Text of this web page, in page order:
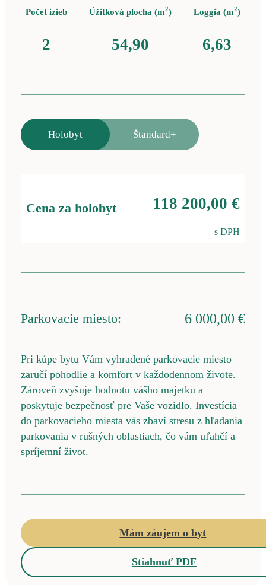
Počet izieb
2
Úžitková plocha (m2)
54,90
Loggia (m2)
6,63
Holobyt Štandard+
Cena za holobyt 118 200,00 €
s DPH
Parkovacie miesto: 6 000,00 €
Pri kúpe bytu Vám vyhradené parkovacie miesto
zaručí pohodlie a komfort v každodennom živote.
Zároveň zvyšuje hodnotu vášho majetku a
poskytuje bezpečnosť pre Vaše vozidlo. Investícia
do parkovacieho miesta vás zbaví stresu z hľadania
parkovania v rušných oblastiach, čo vám uľahčí a
spríjemní život.
Stiahnuť PDF
Mám záujem o byt